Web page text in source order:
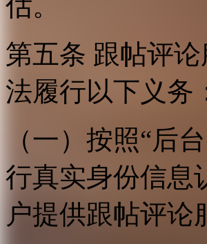
第五条 跟帖评
法履行以下义务
（一）按照“后
行真实身份信息
户提供跟帖评论